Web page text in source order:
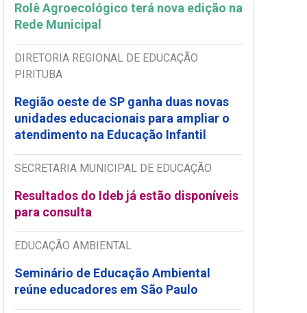
Rolê Agroecológico terá nova edição na
Rede Municipal
DIRETORIA REGIONAL DE EDUCAÇÃO
PIRITUBA
Região oeste de SP ganha duas novas
unidades educacionais para ampliar o
atendimento na Educação Infantil
SECRETARIA MUNICIPAL DE EDUCAÇÃO
Resultados do Ideb já estão disponíveis
para consulta
EDUCAÇÃO AMBIENTAL
Seminário de Educação Ambiental
reúne educadores em São Paulo